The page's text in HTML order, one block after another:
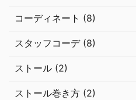
コーディネート (8)
スタッフコーデ (8)
ストール (2)
ストール巻き方 (2)